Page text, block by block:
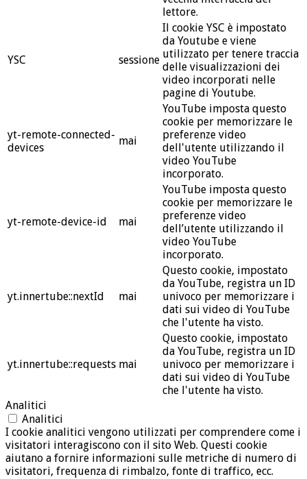
lettore.
YSC sessione
Il cookie YSC è impostato
da Youtube e viene
utilizzato per tenere traccia
delle visualizzazioni dei
video incorporati nelle
pagine di Youtube.
yt-remote-connected-
devices
mai
YouTube imposta questo
cookie per memorizzare le
preferenze video
dell'utente utilizzando il
video YouTube
incorporato.
yt-remote-device-id mai
YouTube imposta questo
cookie per memorizzare le
preferenze video
dell’utente utilizzando il
video YouTube
incorporato.
yt.innertube::nextId mai
Questo cookie, impostato
da YouTube, registra un ID
univoco per memorizzare i
dati sui video di YouTube
che l'utente ha visto.
yt.innertube::requests mai
Questo cookie, impostato
da YouTube, registra un ID
univoco per memorizzare i
dati sui video di YouTube
che l'utente ha visto.
Analitici
Analitici
I cookie analitici vengono utilizzati per comprendere come i
visitatori interagiscono con il sito Web. Questi cookie
aiutano a fornire informazioni sulle metriche di numero di
visitatori, frequenza di rimbalzo, fonte di traffico, ecc.